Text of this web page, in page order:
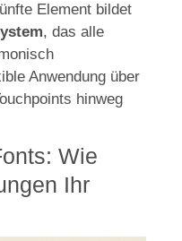
Element bildet
, das alle
Anwendung über
hinweg
Wie
Ihr